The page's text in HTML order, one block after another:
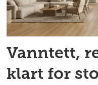
Vanntett,
klart for